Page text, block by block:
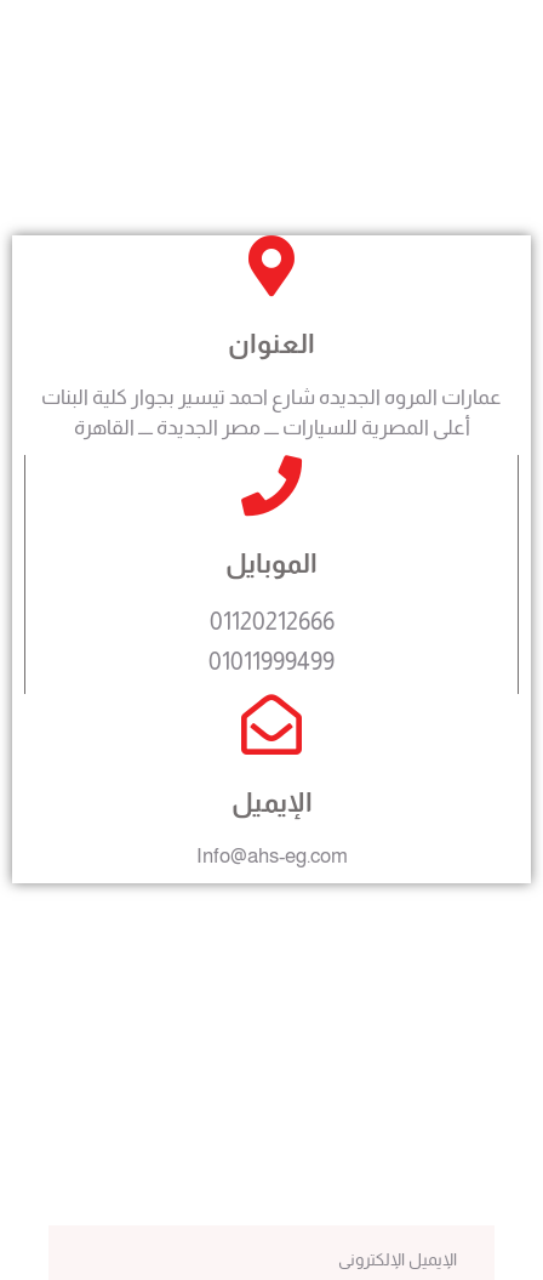
العنوان
عمارات المروه الجديده شارع احمد تيسير بجوار كلية البنات
أعلى المصرية للسيارات ــــ مصر الجديدة ــــ القاهرة
الموبايل
01120212666
01011999499
الإيميل
Info@ahs-eg.com